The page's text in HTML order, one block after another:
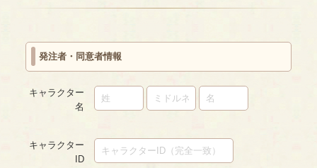
ジ
ー
発注者・同意者情報
キャラクター
名
キャラクター
ID